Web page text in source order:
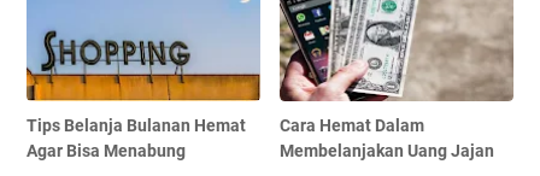
Tips Belanja Bulanan Hemat
Agar Bisa Menabung
Cara Hemat Dalam
Membelanjakan Uang Jajan